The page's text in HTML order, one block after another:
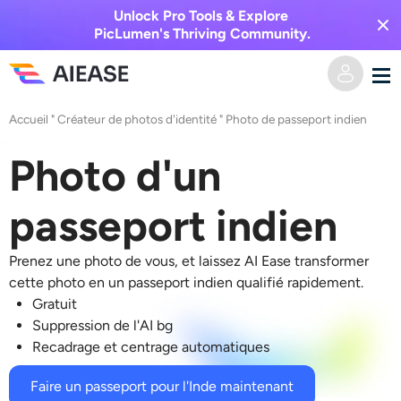
Unlock Pro Tools & Explore
PicLumen's Thriving Community.
Domicile
Vidéo IA
Texte en vidéo
De l’image à la vidéo
Effets vidéo
Générateur de baisers IA
Effets vidéo
Image IA
Image vers image
Outils d’IA
Prisée
Accueil "Créateur de photos d'identité " Photo de passeport indien
Photo d'un
passeport indien
Prenez une photo de vous, et laissez AI Ease transformer
cette photo en un passeport indien qualifié rapidement.
Gratuit
Suppression de l'AI bg
Recadrage et centrage automatiques
Faire un passeport pour l'Inde maintenant